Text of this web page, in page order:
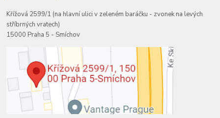
Křížová 2599/1 (na hlavní ulici v zeleném baráčku - zvonek na levých
stříbrných vratech)
15000 Praha 5 - Smíchov